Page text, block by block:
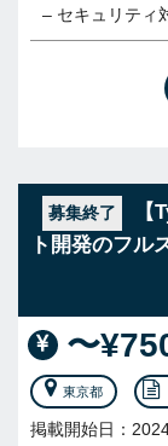
– セキュリティ
募集終了
ト開発のフル
〜
東京都
掲載開始日：